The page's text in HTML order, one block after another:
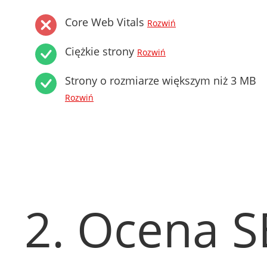
Core Web Vitals Rozwiń
Ciężkie strony Rozwiń
Strony o rozmiarze większym niż 3 MB
Rozwiń
2. Ocena